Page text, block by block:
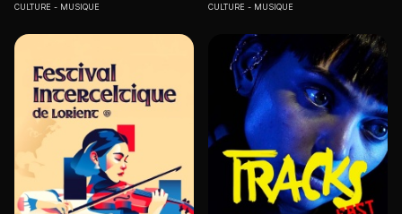
CULTURE MUSIQUE CULTURE MUSIQUE